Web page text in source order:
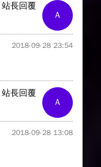
A
站長回覆
2018-09-28 23:54
A
站長回覆
2018-09-28 13:08